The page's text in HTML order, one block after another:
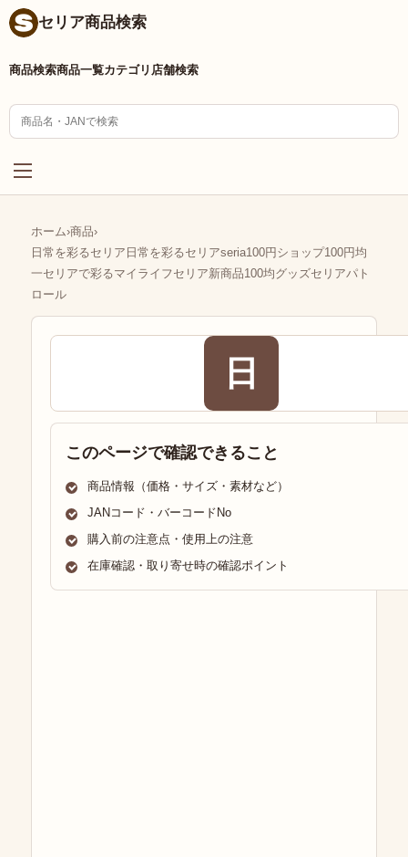
セリア商品検索
商品検索商品一覧カテゴリ 店舗検索
ホーム›商品›
日常を彩るセリア日常を彩るセリアseria100円ショップ100円均
一セリアで彩るマイライフセリア新商品100均グッズセリアパト
ロール
日
このページで確認できること
商品情報（価格・サイズ・素材など）
JANコード・バーコードNo
購入前の注意点・使用上の注意
在庫確認・取り寄せ時の確認ポイント